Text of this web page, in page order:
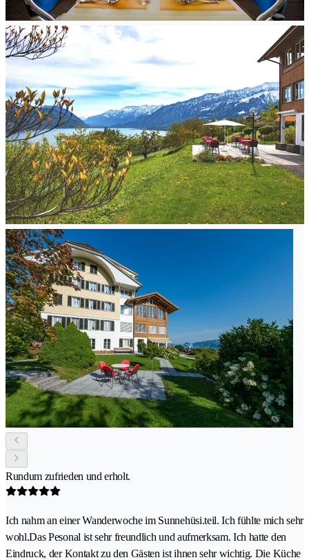
Rundum zufrieden und erholt.
Ich nahm an einer Wanderwoche im Sunnehüsi.teil. Ich fühlte mich sehr
wohl.Das Pesonal ist sehr freundlich und aufmerksam. Ich hatte den
Eindruck, der Kontakt zu den Gästen ist ihnen sehr wichtig. Die Küche